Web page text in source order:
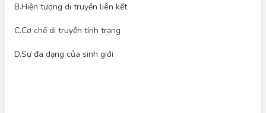
B.Hiện tượng di truyền liên kết
C.Cơ chế di truyền tính trạng
D.Sự đa dạng của sinh giới
Quy luật di truyền của Mendel đã giải thích được cơ chế di
truyền tính trạng: do sự phân li đồng đều của các nhân tố di
truyền (allele) trong quá trình giảm phân tạo giao tử và sự tổ